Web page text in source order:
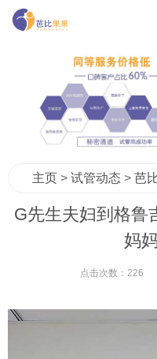
主页 > 试管动态 > 芭
G先生夫妇到格鲁
妈
点击次数： 226